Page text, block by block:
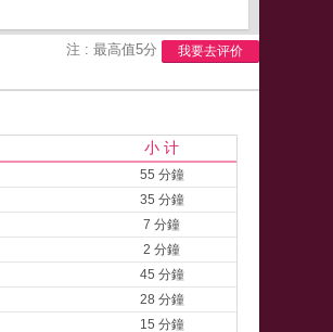
注 : 最高值5分 我要去评价
小 计
55 分鐘
35 分鐘
7 分鐘
2 分鐘
45 分鐘
28 分鐘
15 分鐘